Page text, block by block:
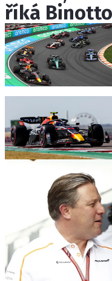
INCORP MEDIA
říká Binotto